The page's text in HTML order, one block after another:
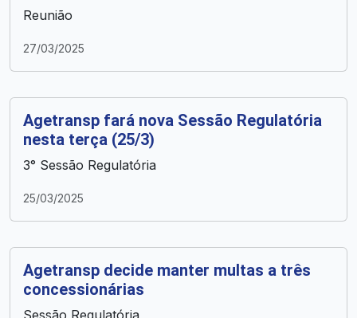
Reunião
27/03/2025
Agetransp fará nova Sessão Regulatória
nesta terça (25/3)
3° Sessão Regulatória
25/03/2025
Agetransp decide manter multas a três
concessionárias
Sessão Regulatória